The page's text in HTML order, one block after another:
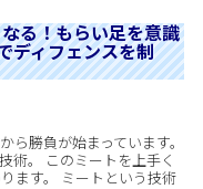
る！もらい足を意識
ディフェンスを制
勝負が始まっています。
術。 このミートを上手く
ます。 ミートという技術